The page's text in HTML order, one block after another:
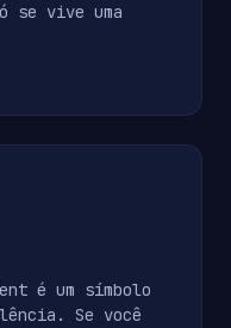
se vive uma
é um símbolo
Se você